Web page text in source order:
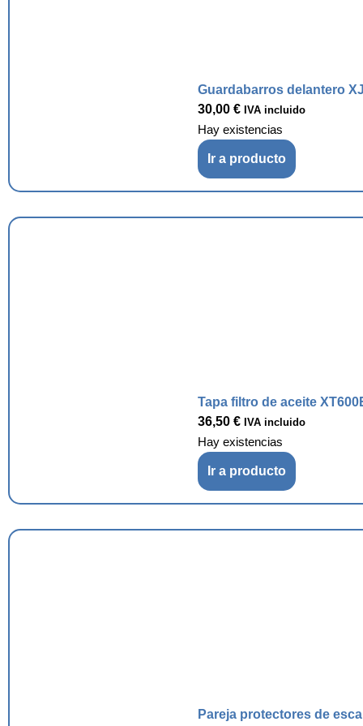
Guardabarros delantero
30,00 € IVA incluido
Hay existencias
Ir a producto
Tapa filtro de aceite
36,50 € IVA incluido
Hay existencias
Ir a producto
Pareja protectores de